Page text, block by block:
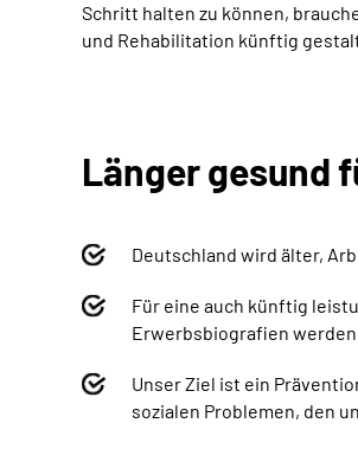
Schritt halten zu können,
und Rehabilitation künftig
Länger gesund
Deutschland wird älter,
Für eine auch künftig
Erwerbsbiografien werden.
Unser Ziel ist ein
sozialen Problemen, den